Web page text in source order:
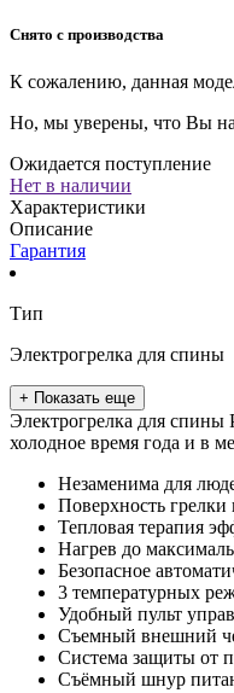
Снято с производства
К сожалению, данная
Но, мы уверены, что Вы
Ожидается поступление
Нет в наличии
Характеристики
Описание
Гарантия
Тип
Электрогрелка для спины
+ Показать еще
Электрогрелка для спины
холодное время года и в
Незаменима для
Поверхность
Тепловая терапия
Нагрев до
Безопасное
3 температурных
Удобный пульт
Съемный внешний
Система защиты от
Съёмный шнур